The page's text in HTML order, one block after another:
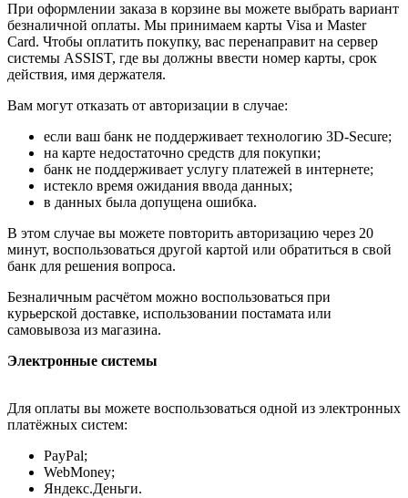
При оформлении заказа в корзине вы можете выбрать вариант
безналичной оплаты. Мы принимаем карты Visa и Master
Card. Чтобы оплатить покупку, вас перенаправит на сервер
системы ASSIST, где вы должны ввести номер карты, срок
действия, имя держателя.
Вам могут отказать от авторизации в случае:
если ваш банк не поддерживает технологию 3D-Secure;
на карте недостаточно средств для покупки;
банк не поддерживает услугу платежей в интернете;
истекло время ожидания ввода данных;
в данных была допущена ошибка.
В этом случае вы можете повторить авторизацию через 20
минут, воспользоваться другой картой или обратиться в свой
банк для решения вопроса.
Безналичным расчётом можно воспользоваться при
курьерской доставке, использовании постамата или
самовывоза из магазина.
Электронные системы
Для оплаты вы можете воспользоваться одной из электронных
платёжных систем:
PayPal;
WebMoney;
Яндекс.Деньги.